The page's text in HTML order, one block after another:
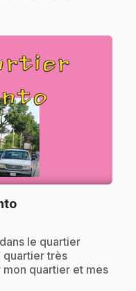
.
le quartier
quartier très
quartier et mes